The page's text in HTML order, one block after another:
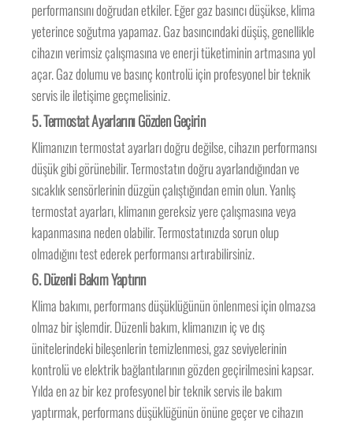
performansını doğrudan etkiler. Eğer gaz basıncı düşükse, klima
yeterince soğutma yapamaz. Gaz basıncındaki düşüş, genellikle
cihazın verimsiz çalışmasına ve enerji tüketiminin artmasına yol
açar. Gaz dolumu ve basınç kontrolü için profesyonel bir teknik
servis ile iletişime geçmelisiniz.
5.Termostat Ayarlarını Gözden Geçirin
Klimanızın termostat ayarları doğru değilse, cihazın performansı
düşük gibi görünebilir. Termostatın doğru ayarlandığından ve
sıcaklık sensörlerinin düzgün çalıştığından emin olun. Yanlış
termostat ayarları, klimanın gereksiz yere çalışmasına veya
kapanmasına neden olabilir. Termostatınızda sorun olup
olmadığını test ederek performansı artırabilirsiniz.
6.Düzenli Bakım Yaptırın
Klima bakımı, performans düşüklüğünün önlenmesi için olmazsa
olmaz bir işlemdir. Düzenli bakım, klimanızın iç ve dış
ünitelerindeki bileşenlerin temizlenmesi, gaz seviyelerinin
kontrolü ve elektrik bağlantılarının gözden geçirilmesini kapsar.
Yılda en az bir kez profesyonel bir teknik servis ile bakım
yaptırmak, performans düşüklüğünün önüne geçer ve cihazın